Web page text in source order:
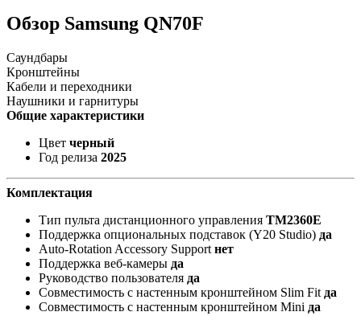
Обзор Samsung QN70F
Саундбары
Кронштейны
Кабели и переходники
Наушники и гарнитуры
Общие характеристики
Цвет черный
Год релиза 2025
Комплектация
Тип пульта дистанционного управления TM2360E
Поддержка опциональных подставок (Y20 Studio) да
Auto-Rotation Accessory Support нет
Поддержка веб-камеры да
Руководство пользователя да
Совместимость с настенным кронштейном Slim Fit да
Совместимость с настенным кронштейном Mini да